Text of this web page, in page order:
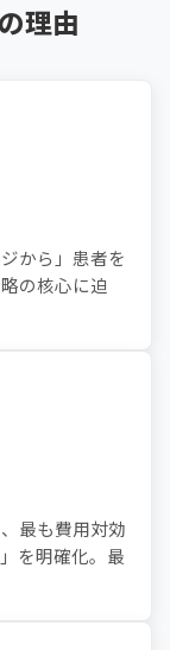
理由
から」患者を
の核心に迫
最も費用対効
を明確化。最